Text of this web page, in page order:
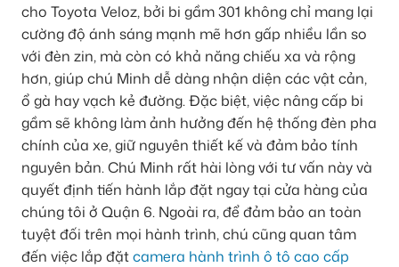
cho Toyota Veloz, bởi bi gầm 301 không chỉ mang lại
cường độ ánh sáng mạnh mẽ hơn gấp nhiều lần so
với đèn zin, mà còn có khả năng chiếu xa và rộng
hơn, giúp chú Minh dễ dàng nhận diện các vật cản,
ổ gà hay vạch kẻ đường. Đặc biệt, việc nâng cấp bi
gầm sẽ không làm ảnh hưởng đến hệ thống đèn pha
chính của xe, giữ nguyên thiết kế và đảm bảo tính
nguyên bản. Chú Minh rất hài lòng với tư vấn này và
quyết định tiến hành lắp đặt ngay tại cửa hàng của
chúng tôi ở Quận 6. Ngoài ra, để đảm bảo an toàn
tuyệt đối trên mọi hành trình, chú cũng quan tâm
đến việc lắp đặtcamera hành trình ô tô cao cấp